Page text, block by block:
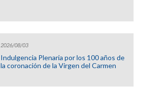
2026/08/03
Indulgencia Plenaria por los 100 años de
la coronación de la Virgen del Carmen